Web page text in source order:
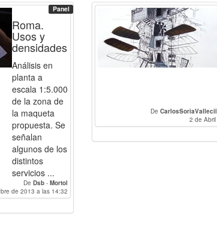
Panel
Roma.
Usos y
densidades.
Análisis en
planta a
escala 1:5.000
de la zona de
la maqueta
propuesta. Se
señalan
algunos de los
distintos
servicios ...
De Dsb - Mortol
de 2013 a las 14:32
De
2 de